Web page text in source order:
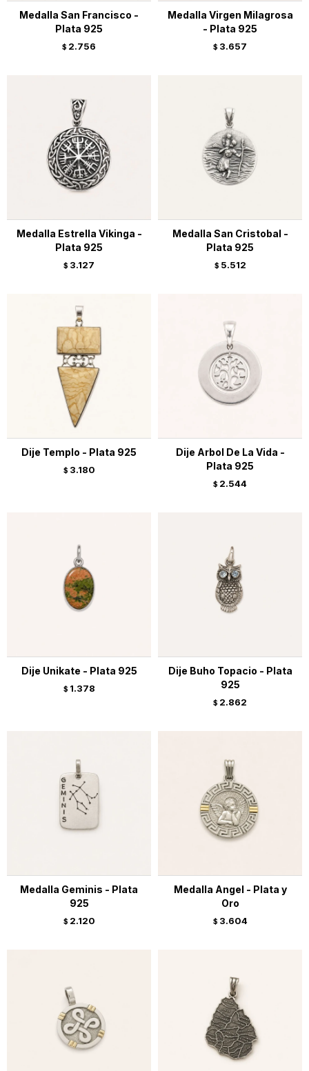
Medalla San Francisco -
Plata 925
$ 2.756
Medalla Virgen Milagrosa
- Plata 925
$ 3.657
Medalla Estrella Vikinga -
Plata 925
$ 3.127
Medalla San Cristobal -
Plata 925
$ 5.512
Dije Templo - Plata 925
$ 3.180
Dije Arbol De La Vida -
Plata 925
$ 2.544
Dije Unikate - Plata 925
$ 1.378
Dije Buho Topacio - Plata
925
$ 2.862
Medalla Geminis - Plata
925
$ 2.120
Medalla Angel - Plata y
Oro
$ 3.604